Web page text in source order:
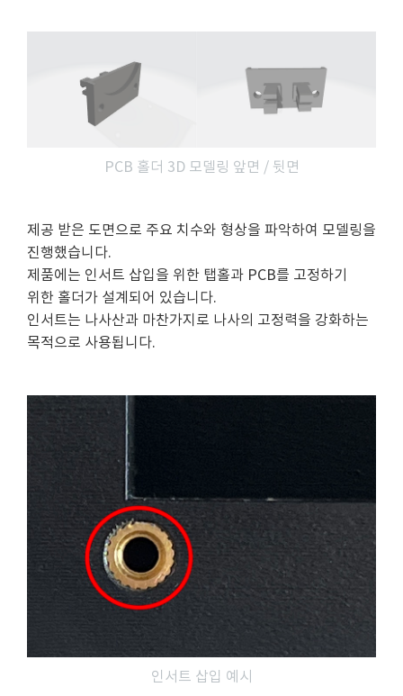
PCB 홀더 3D 모델링 앞면 / 뒷면
제공 받은 도면으로 주요 치수와 형상을 파악하여 모델링을
진행했습니다.
제품에는 인서트 삽입을 위한 탭홀과 PCB를 고정하기
위한 홀더가 설계되어 있습니다.
인서트는 나사산과 마찬가지로 나사의 고정력을 강화하는
목적으로 사용됩니다.
인서트 삽입 예시